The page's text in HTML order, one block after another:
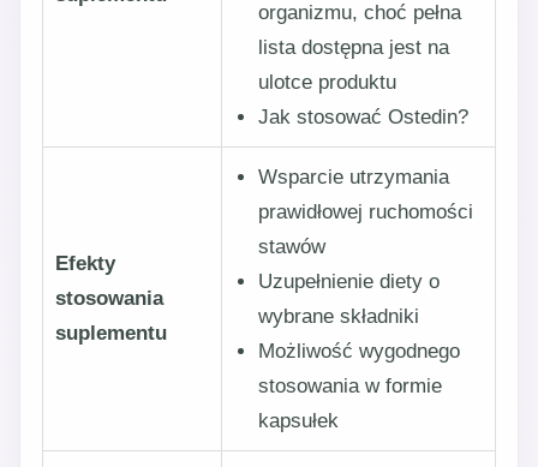
organizmu, choć pełna
lista dostępna jest na
ulotce produktu
Jak stosować Ostedin?
Efekty
stosowania
suplementu
Wsparcie utrzymania
prawidłowej ruchomości
stawów
Uzupełnienie diety o
wybrane składniki
Możliwość wygodnego
stosowania w formie
kapsułek